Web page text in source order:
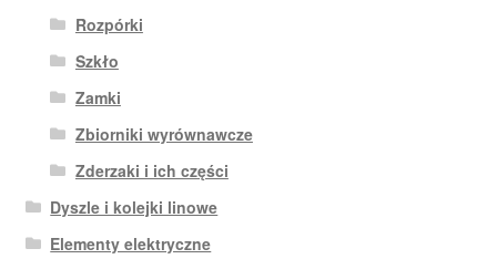
Rozpórki
Szkło
Zamki
Zbiorniki wyrównawcze
Zderzaki i ich części
Dyszle i kolejki linowe
Elementy elektryczne